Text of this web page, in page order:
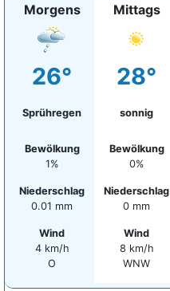
Morgens
26°
Sprühregen
Bewölkung
1%
Niederschlag
0.01 mm
Wind
4 km/h
O
Mittags
28°
sonnig
Bewölkung
0%
Niederschlag
0 mm
Wind
8 km/h
WNW